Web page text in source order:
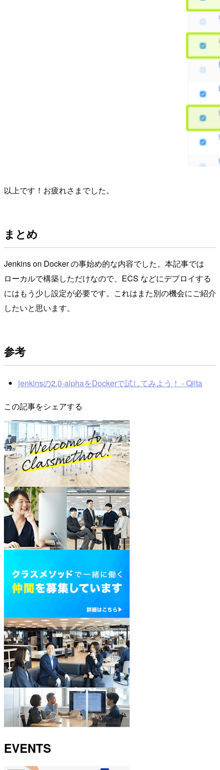
以上です！お疲れさまでした。
まとめ
Jenkins on Docker の事始め的な内容でした。本記事では
ローカルで構築しただけなので、ECS などにデプロイする
にはもう少し設定が必要です。これはまた別の機会にご紹介
したいと思います。
参考
jenkinsの2.0-alphaをDockerで試してみよう！ - Qiita
この記事をシェアする
EVENTS